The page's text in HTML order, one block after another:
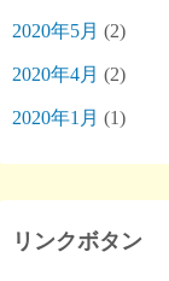
2020年5月 (2)
2020年4月 (2)
2020年1月 (1)
リンクボタン